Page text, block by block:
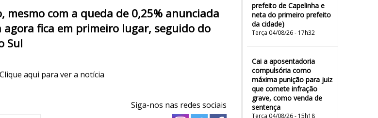
prefeito de Capelinha e
neta do primeiro prefeito
da cidade)
Terça 04/08/26 - 17h32
Cai a aposentadoria
compulsória como
máxima punição para juiz
que comete infração
grave, como venda de
sentença
Terça 04/08/26 - 15h18
mesmo com a queda de 0,25% anunciada
fica em primeiro lugar, seguido do
Sul
Clique aqui para ver a notícia
Siga-nos nas redes sociais